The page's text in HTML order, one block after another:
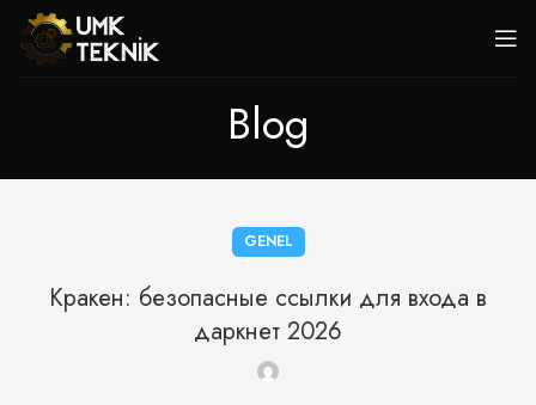
Blog
GENEL
Кракен: безопасные ссылки для входа в
даркнет 2026